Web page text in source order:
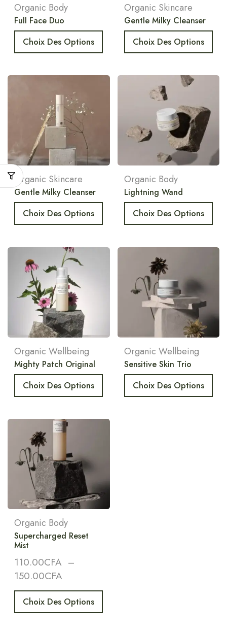
Organic Body
Full Face Duo
Choix Des Options
Organic Skincare
Gentle Milky Cleanser
Choix Des Options
Organic Skincare
Gentle Milky Cleanser
Choix Des Options
Organic Body
Lightning Wand
Choix Des Options
Organic Wellbeing
Mighty Patch Original
Choix Des Options
Organic Wellbeing
Sensitive Skin Trio
Choix Des Options
Organic Body
Supercharged Reset
Mist
110.00CFA –
150.00CFA
Choix Des Options